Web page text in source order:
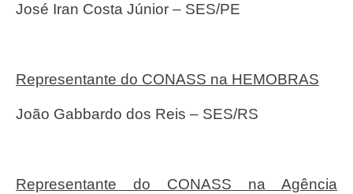
José Iran Costa Júnior – SES/PE
Representante do CONASS na HEMOBRAS
João Gabbardo dos Reis – SES/RS
Representante do CONASS na Agência